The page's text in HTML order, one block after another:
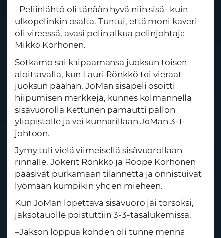
–Peliinlähtö oli tänään hyvä niin sisä- kuin
ulkopelinkin osalta. Tuntui, että moni kaveri
oli vireessä, avasi pelin alkua pelinjohtaja
Mikko Korhonen.
Sotkamo sai kaipaamansa juoksun toisen
aloittavalla, kun Lauri Rönkkö toi vieraat
juoksun päähän. JoMan sisäpeli osoitti
hiipumisen merkkejä, kunnes kolmannella
sisävuorolla Kettunen pamautti pallon
yliopistolle ja vei kunnarillaan JoMan 3-1-
johtoon.
Jymy tuli vielä viimeisellä sisävuorollaan
rinnalle. Jokerit Rönkkö ja Roope Korhonen
pääsivät purkamaan tilannetta ja onnistuivat
lyömään kumpikin yhden mieheen.
Kun JoMan lopettava sisävuoro jäi torsoksi,
jaksotauolle poistuttiin 3-3-tasalukemissa.
–Jakson loppua kohden oli tunne mennä